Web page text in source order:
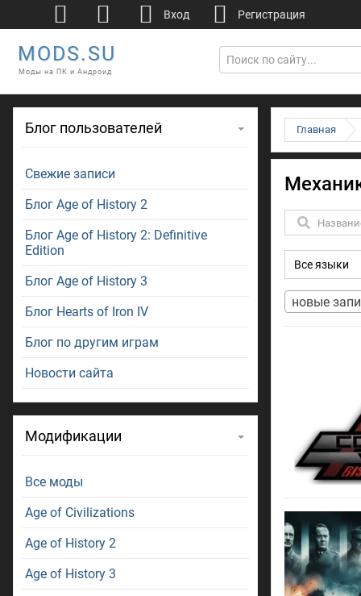
MODS.SU
Моды на ПК и Андроид
Главная
Поиск
новые
Блог пользователей
Свежие записи
Блог Age of History 2
Блог Age of History 2: Definitive
Edition
Блог Age of History 3
Блог Hearts of Iron IV
Блог по другим играм
Новости сайта
Модификации
Все моды
Age of Civilizations
Age of History 2
Age of History 3
Вход Регистрация